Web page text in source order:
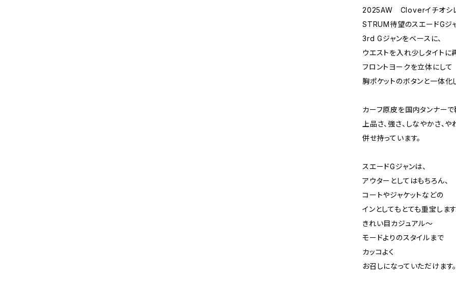
2025AW Cloverイチオシ
STRUM待望のスエードGジャ
3rd Gジャンをベースに、
ウエストを入れ少しタイトに
フロントヨークを立体にして
胸ポケットのボタンと一体化
カーフ原皮を国内タンナーで
上品さ、強さ、しなやかさ、
併せ持っています。
スエードGジャンは、
アウターとしてはもちろん、
コートやジャケットなどの
インとしてもとても重宝します
きれい目カジュアル〜
モードよりのスタイルまで
カッコよく
お召しになっていただけます。